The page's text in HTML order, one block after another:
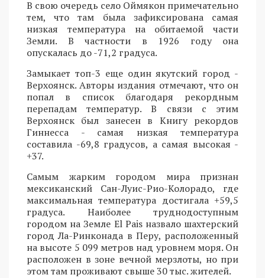
В свою очередь село Оймякон примечательно
тем, что там была зафиксирована самая
низкая температура на обитаемой части
Земли. В частности в 1926 году она
опускалась до -71,2 градуса.
Замыкает топ-3 еще один якутский город -
Верхоянск. Авторы издания отмечают, что он
попал в список благодаря рекордным
перепадам температур. В связи с этим
Верхоянск был занесен в Книгу рекордов
Гиннесса - самая низкая температура
составила -69,8 градусов, а самая высокая -
+37.
Самым жарким городом мира признан
мексиканский Сан-Луис-Рио-Колорадо, где
максимальная температура достигала +59,5
градуса. Наиболее труднодоступным
городом на Земле El Pais назвало шахтерский
город Ла-Ринконада в Перу, расположенный
на высоте 5 099 метров над уровнем моря. Он
расположен в зоне вечной мерзлоты, но при
этом там проживают свыше 30 тыс. жителей.